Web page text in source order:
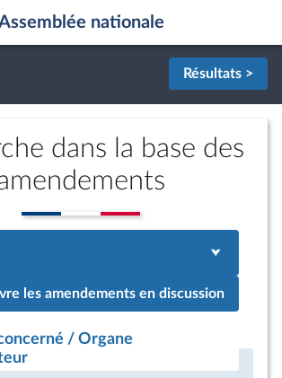
nationale
Résultats >
dans la base des
les amendements en discussion
/ Organe